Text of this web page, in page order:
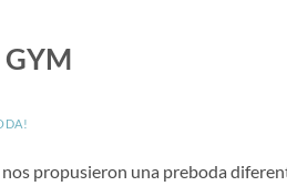
propusieron una preboda